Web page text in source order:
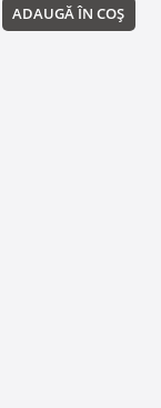
ADAUGĂ ÎN COȘ